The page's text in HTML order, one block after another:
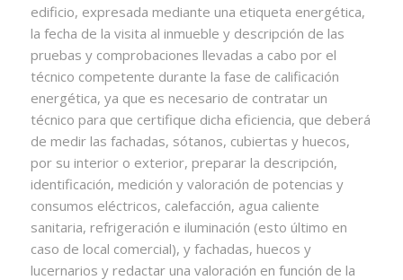
edificio, expresada mediante una etiqueta energética,
la fecha de la visita al inmueble y descripción de las
pruebas y comprobaciones llevadas a cabo por el
técnico competente durante la fase de calificación
energética, ya que es necesario de contratar un
técnico para que certifique dicha eficiencia, que deberá
de medir las fachadas, sótanos, cubiertas y huecos,
por su interior o exterior, preparar la descripción,
identificación, medición y valoración de potencias y
consumos eléctricos, calefacción, agua caliente
sanitaria, refrigeración e iluminación (esto último en
caso de local comercial), y fachadas, huecos y
lucernarios y redactar una valoración en función de la